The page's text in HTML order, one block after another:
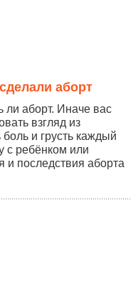
аборт
ли аборт. Иначе вас
взгляд из
боль и грусть каждый
с ребёнком или
последствия аборта